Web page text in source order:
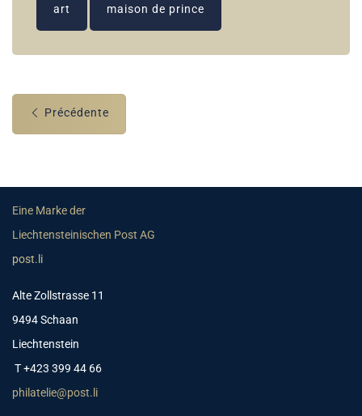
art maison de prince
Précédente
Eine Marke der
Liechtensteinischen Post AG
post.li
Alte Zollstrasse 11
9494 Schaan
Liechtenstein
T +423 399 44 66
philatelie@post.li